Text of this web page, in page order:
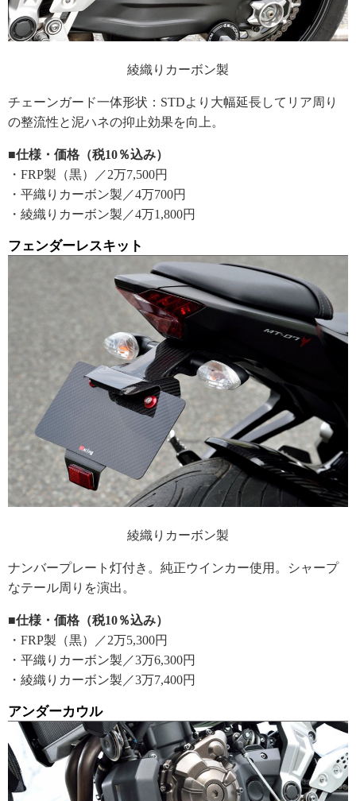
綾織りカーボン製
チェーンガード一体形状：STDより大幅延長してリア周り
の整流性と泥ハネの抑止効果を向上。
■仕様・価格（税10％込み）
・FRP製（黒）／2万7,500円
・平織りカーボン製／4万700円
・綾織りカーボン製／4万1,800円
フェンダーレスキット
綾織りカーボン製
ナンバープレート灯付き。純正ウインカー使用。シャープ
なテール周りを演出。
■仕様・価格（税10％込み）
・FRP製（黒）／2万5,300円
・平織りカーボン製／3万6,300円
・綾織りカーボン製／3万7,400円
アンダーカウル